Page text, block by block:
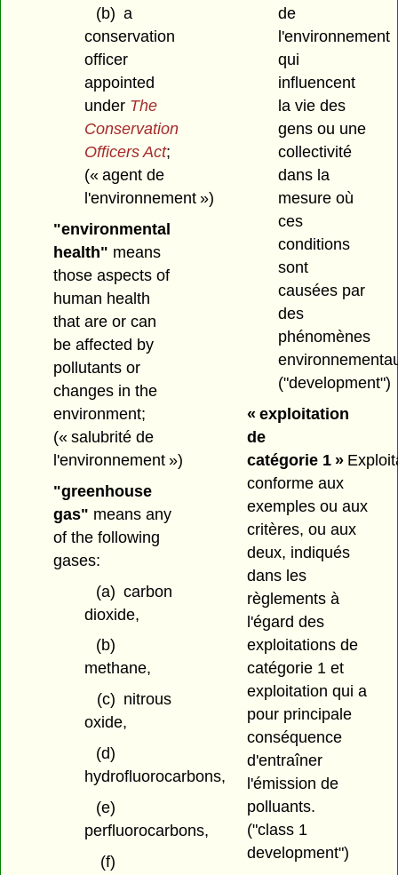
(b) a
conservation
officer
appointed
under The
Conservation
Officers Act;
(« agent de
l'environnement »)
"environmental
health" means
those aspects of
human health
that are or can
be affected by
pollutants or
changes in the
environment;
(« salubrité de
l'environnement »)
"greenhouse
gas" means any
of the following
gases:
(a) carbon
dioxide,
(b)
methane,
(c) nitrous
oxide,
(d)
hydrofluorocarbons,
(e)
perfluorocarbons,
(f)
de
l'environnement
qui
influencent
la vie des
gens ou une
collectivité
dans la
mesure où
ces
conditions
sont
causées par
des
phénomènes
("development")
« exploitation
de
catégorie 1 »
conforme aux
exemples ou aux
critères, ou aux
deux, indiqués
dans les
règlements à
l'égard des
exploitations de
catégorie 1 et
exploitation qui a
pour principale
conséquence
d'entraîner
l'émission de
polluants.
("class 1
development")